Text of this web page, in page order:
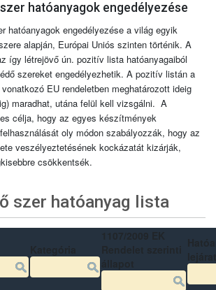
hatóanyagok engedélyezése
hatóanyagok engedélyezése a világ egyik
alapján, Európai Uniós szinten történik. A
így létrejövő ún. pozitív lista hatóanyagaiból
szereket engedélyezhetik. A pozitív listán a
EU rendeletben meghatározott ideig
maradhat, utána felül kell vizsgálni. A
célja, hogy az egyes készítmények
oly módon szabályozzák, hogy az
veszélyeztetésének kockázatát kizárják,
csökkentsék.
szer hatóanyag lista